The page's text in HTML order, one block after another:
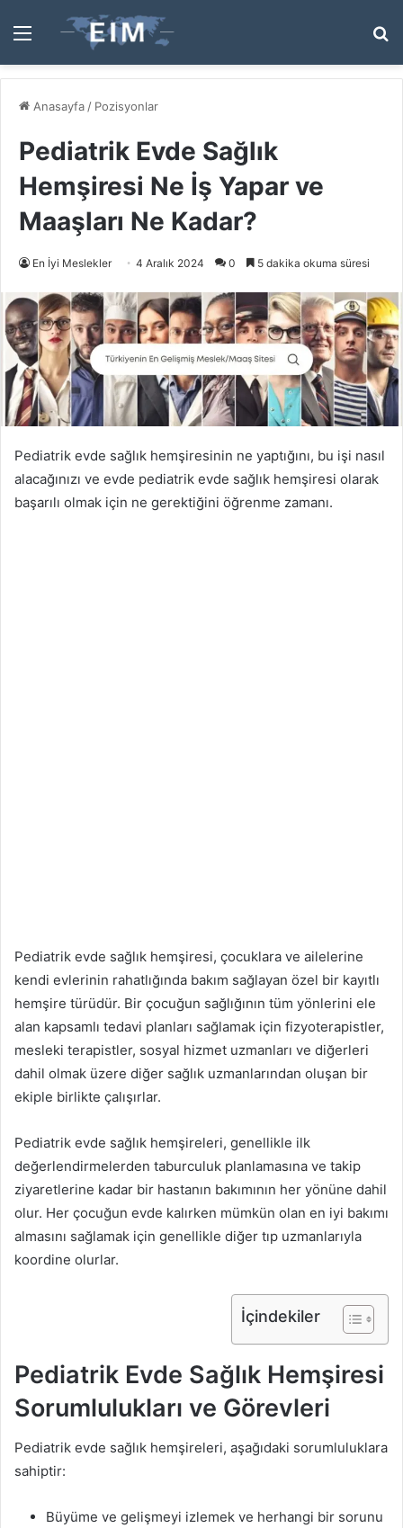
Menü
...
Anasayfa / Pozisyonlar
Pediatrik Evde Sağlık
Hemşiresi Ne İş Yapar ve
Maaşları Ne Kadar?
En İyi Meslekler 4 Aralık 2024 0 5 dakika okuma süresi
Pediatrik evde sağlık hemşiresinin ne yaptığını, bu işi nasıl
alacağınızı ve evde pediatrik evde sağlık hemşiresi olarak
başarılı olmak için ne gerektiğini öğrenme zamanı.
Pediatrik evde sağlık hemşiresi, çocuklara ve ailelerine
kendi evlerinin rahatlığında bakım sağlayan özel bir kayıtlı
hemşire türüdür. Bir çocuğun sağlığının tüm yönlerini ele
alan kapsamlı tedavi planları sağlamak için fizyoterapistler,
mesleki terapistler, sosyal hizmet uzmanları ve diğerleri
dahil olmak üzere diğer sağlık uzmanlarından oluşan bir
ekiple birlikte çalışırlar.
Pediatrik evde sağlık hemşireleri, genellikle ilk
değerlendirmelerden taburculuk planlamasına ve takip
ziyaretlerine kadar bir hastanın bakımının her yönüne dahil
olur. Her çocuğun evde kalırken mümkün olan en iyi bakımı
almasını sağlamak için genellikle diğer tıp uzmanlarıyla
koordine olurlar.
İçindekiler
Pediatrik Evde Sağlık Hemşiresi
Sorumlulukları ve Görevleri
Pediatrik evde sağlık hemşireleri, aşağıdaki sorumluluklara
sahiptir:
Büyüme ve gelişmeyi izlemek ve herhangi bir sorunu